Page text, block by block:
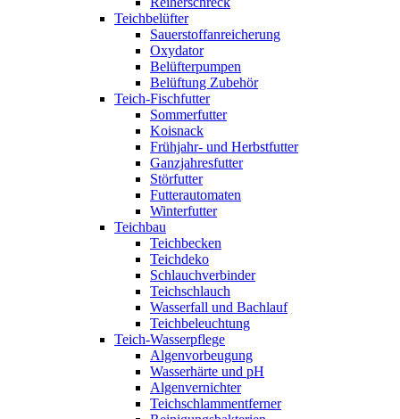
Teichbelüfter
Sauerstoffanreicherung
Oxydator
Belüfterpumpen
Belüftung Zubehör
Teich-Fischfutter
Sommerfutter
Koisnack
Frühjahr- und Herbstfutter
Ganzjahresfutter
Störfutter
Futterautomaten
Winterfutter
Teichbau
Teichbecken
Teichdeko
Schlauchverbinder
Teichschlauch
Wasserfall und Bachlauf
Teichbeleuchtung
Teich-Wasserpflege
Algenvorbeugung
Wasserhärte und pH
Algenvernichter
Teichschlammentferner